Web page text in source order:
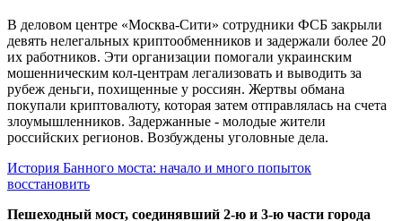
В деловом центре «Москва-Сити» сотрудники ФСБ закрыли
девять нелегальных криптообменников и задержали более 20
их работников. Эти организации помогали украинским
мошенническим кол-центрам легализовать и выводить за
рубеж деньги, похищенные у россиян. Жертвы обмана
покупали криптовалюту, которая затем отправлялась на счета
злоумышленников. Задержанные - молодые жители
российских регионов. Возбуждены уголовные дела.
История Банного моста: начало и много попыток
восстановить
Пешеходный мост, соединявший 2-ю и 3-ю части города